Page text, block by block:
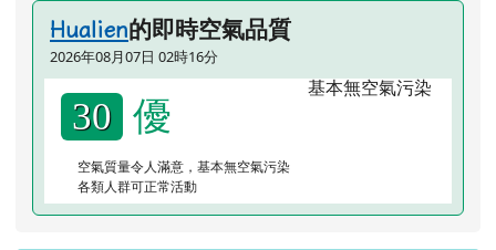
Hualien的即時空氣品質
2026年08月07日 02時16分
30 優
空氣質量令人滿意，基本無空氣污染
各類人群可正常活動